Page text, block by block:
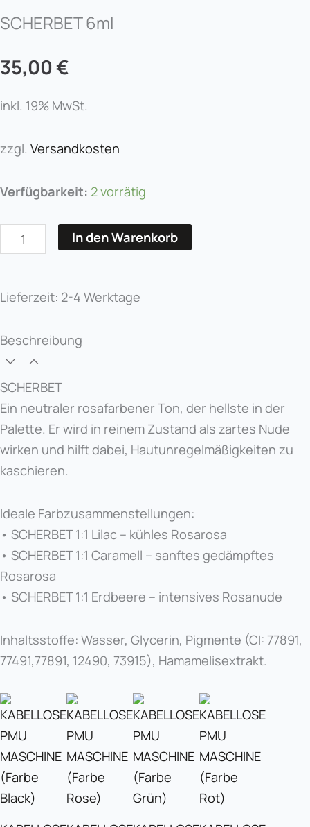
SCHERBET 6ml
35,00€
inkl. 19% MwSt.
zzgl. Versandkosten
Verfügbarkeit: 2 vorrätig
SCHERBET
Menge
In den Warenkorb
Lieferzeit: 2-4 Werktage
Beschreibung
SCHERBET
Ein neutraler rosafarbener Ton, der hellste in der
Palette. Er wird in reinem Zustand als zartes Nude
wirken und hilft dabei, Hautunregelmäßigkeiten zu
kaschieren.
Ideale Farbzusammenstellungen:
• SCHERBET 1:1 Lilac – kühles Rosarosa
• SCHERBET 1:1 Caramell – sanftes gedämpftes
Rosarosa
• SCHERBET 1:1 Erdbeere – intensives Rosanude
Inhaltsstoffe: Wasser, Glycerin, Pigmente (CI: 77891,
77491,77891, 12490, 73915), Hamamelisextrakt.